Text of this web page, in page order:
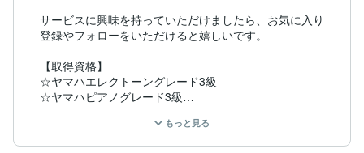
サービスに興味を持っていただけましたら、お気に入り
登録やフォローをいただけると嬉しいです。
【取得資格】
☆ヤマハエレクトーングレード3級
☆ヤマハピアノグレード3級
《プロフィール》
もっと見る